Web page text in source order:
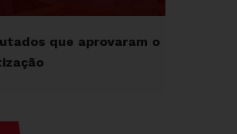
que aprovaram o